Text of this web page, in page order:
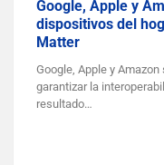
Google, Apple y
dispositivos del
Matter
Google, Apple y
garantizar la
resultado…